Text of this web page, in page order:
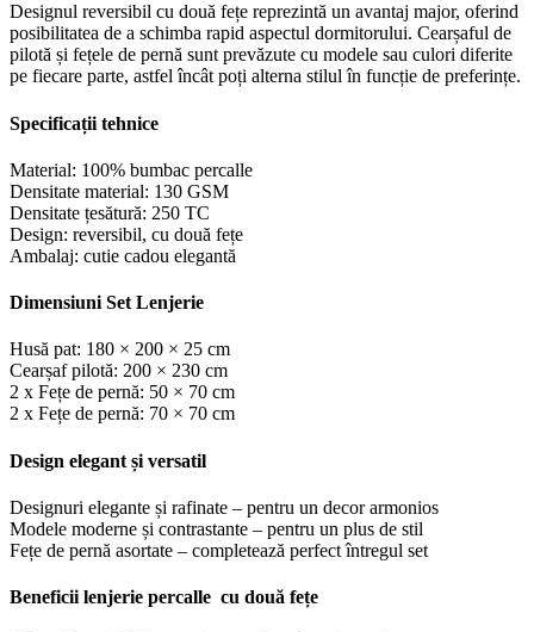
Designul reversibil cu două fețe reprezintă un avantaj major, oferind
posibilitatea de a schimba rapid aspectul dormitorului. Cearșaful de
pilotă și fețele de pernă sunt prevăzute cu modele sau culori diferite
pe fiecare parte, astfel încât poți alterna stilul în funcție de preferințe.
Specificații tehnice
Material: 100% bumbac percalle
Densitate material: 130 GSM
Densitate țesătură: 250 TC
Design: reversibil, cu două fețe
Ambalaj: cutie cadou elegantă
Dimensiuni Set Lenjerie
Husă pat: 180 × 200 × 25 cm
Cearșaf pilotă: 200 × 230 cm
2 x Fețe de pernă: 50 × 70 cm
2 x Fețe de pernă: 70 × 70 cm
Design elegant și versatil
Designuri elegante și rafinate – pentru un decor armonios
Modele moderne și contrastante – pentru un plus de stil
Fețe de pernă asortate – completează perfect întregul set
Beneficii lenjerie percalle cu două fețe